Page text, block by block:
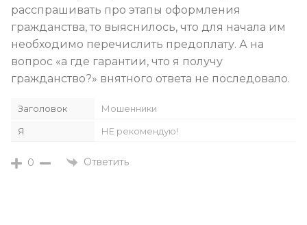
расспрашивать про этапы оформления
гражданства, то выяснилось, что для начала им
необходимо перечислить предоплату. А на
вопрос «а где гарантии, что я получу
гражданство?» внятного ответа не последовало.
Заголовок Мошенники
Я НЕ рекомендую!
0 Ответить